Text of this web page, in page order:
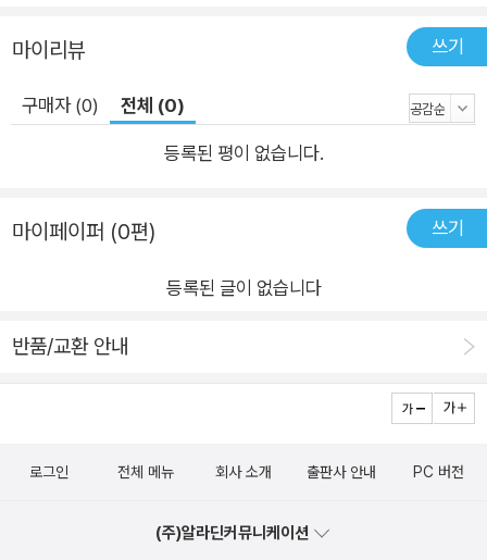
한 로마 근교 당일치기 여행 코스는 로마에서 보내는 특별한 선물
마 대중교통 완전 정복! 발길 닿는 곳이 모두 유적지이고, 눈길 닿
는 곳이 모두 예술작품인 로마를 여행하려면 다양한 정보들이 필
요하다. 로마 여행이 처음인 여행자를 위해 메트로와 트램, 가이
더 특별하게 로마를 돌아볼 수 있도록 렌터카와 스쿠터로 로마 시
둘러보는 투어까지 소개했다. 물론 이 모든 것을 알뜰하게 즐길
물관의 무료입장 및 할인까지 받을 수 있는 로마 패스에 관한 꼭
물관과 골목 어디에서나 마주하는 로마 성당도 알고 보면 더 흥미
도 더했으니 로마 여행에 깊이를 더해줄 것이다. 미식의 나라 이
임지는 로마의 맛! 미식의 나라 이탈리아! 인스턴트 음식이 발붙
마이리뷰 쓰기
구매자 (0) 전체 (0)
등록된 평이 없습니다.
마이페이퍼 (0편) 쓰기
등록된 글이 없습니다
반품/교환 안내
로그인 전체 메뉴 회사 소개 출판사 안내 PC 버전
(주)알라딘커뮤니케이션